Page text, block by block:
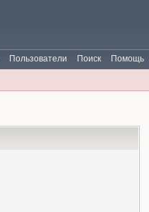
Помощь
Поиск
Пользователи